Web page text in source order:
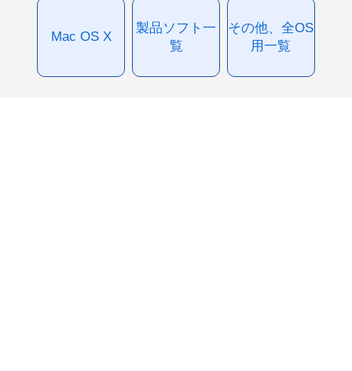
Mac OS X
製品ソフト一
覧
その他、全OS
用一覧